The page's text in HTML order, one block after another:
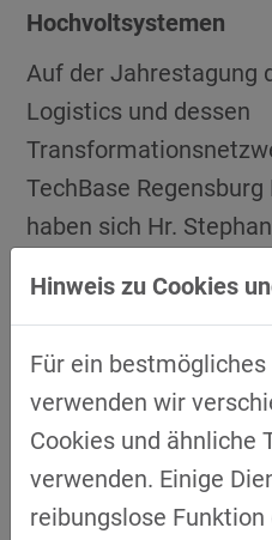
Hochvoltsystemen
Auf der Jahrestagung
Logistics und dessen
TechBase
haben sich Hr.
Thomas Decker
kennengelernt.
erstes Treffen im
im Frühjahr 2024
Koller, Hr. Markus
(Geschäftsführer der
Hinweis zu Cookies
Für ein
verwenden wir
Cookies und ähnliche
verwenden. Einige
reibungslose